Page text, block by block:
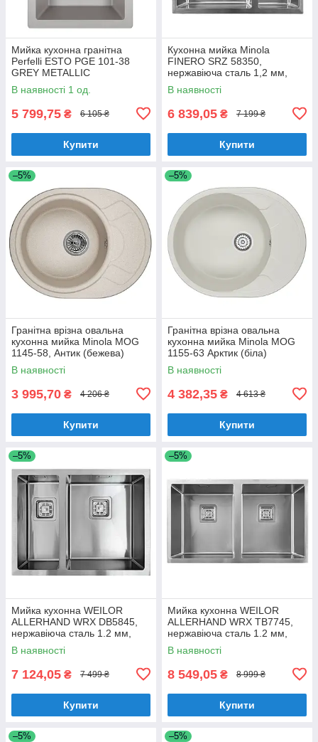
Мийка кухонна гранітна
Perfelli ESTO PGE 101-38
GREY METALLIC
В наявності 1 од.
5 799,75 ₴ 6 105 ₴
Купити
Кухонна мийка Minola
FINERO SRZ 58350,
нержавіюча сталь 1,2 мм,
півторачашева, врізна/під
стільницю
В наявності
6 839,05 ₴ 7 199 ₴
Купити
–5%
Гранітна врізна овальна
кухонна мийка Minola MOG
1145-58, Антик (бежева)
В наявності
3 995,70 ₴ 4 206 ₴
Купити
–5%
Гранітна врізна овальна
кухонна мийка Minola MOG
1155-63 Арктик (біла)
В наявності
4 382,35 ₴ 4 613 ₴
Купити
–5%
Мийка кухонна WEILOR
ALLERHAND WRX DB5845,
нержавіюча сталь 1.2 мм,
півторачашева, врізна / під
стільницю
В наявності
7 124,05 ₴ 7 499 ₴
Купити
–5%
Мийка кухонна WEILOR
ALLERHAND WRX TB7745,
нержавіюча сталь 1.2 мм,
двочашева, врізна / під
стільницю
В наявності
8 549,05 ₴ 8 999 ₴
Купити
–5% –5%